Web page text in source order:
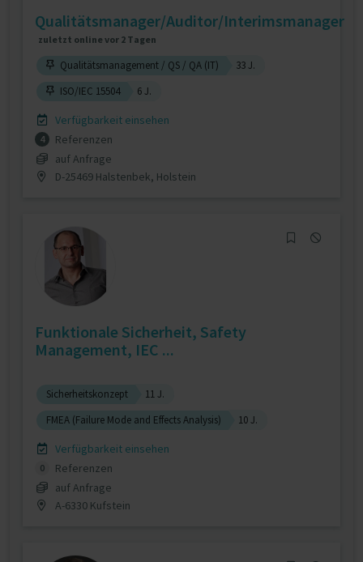
Qualitätsmanager/Auditor/Interimsmanager
zuletzt online vor 2 Tagen
Qualitätsmanagement / QS / QA (IT)
33 J.
ISO/IEC 15504
6 J.
Verfügbarkeit einsehen
4
Referenzen
auf Anfrage
D-25469 Halstenbek, Holstein
Funktionale Sicherheit, Safety
Management, IEC ...
Sicherheitskonzept
11 J.
FMEA (Failure Mode and Effects Analysis)
10 J.
Verfügbarkeit einsehen
0
Referenzen
auf Anfrage
A-6330 Kufstein